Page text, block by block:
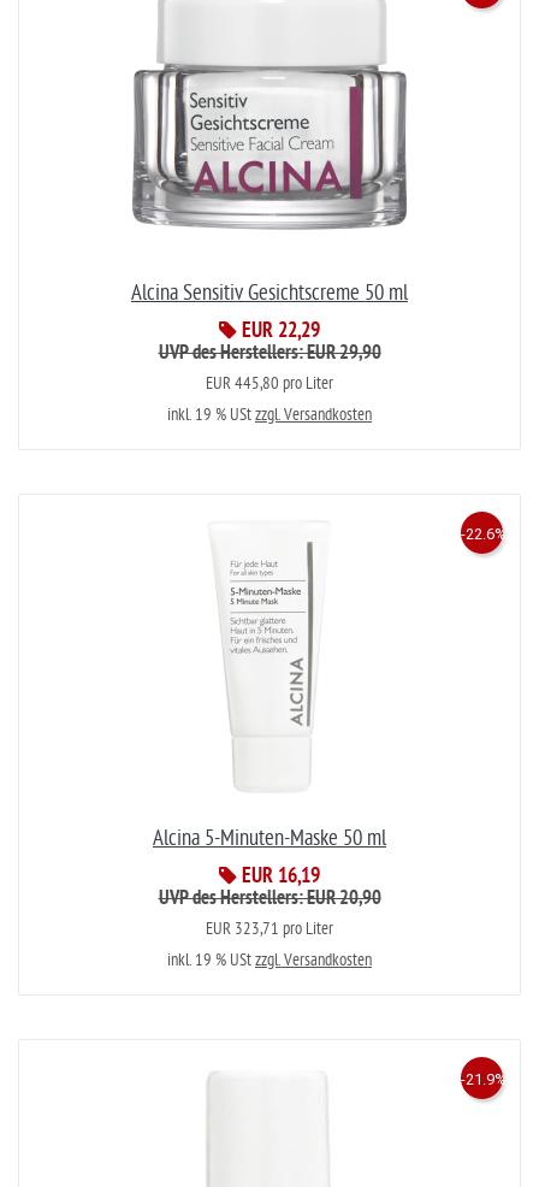
Alcina Sensitiv Gesichtscreme 50 ml
EUR 22,29
UVP des Herstellers: EUR 29,90
EUR 445,80 pro Liter
inkl. 19 % UStzzgl. Versandkosten
Alcina 5-Minuten-Maske 50 ml
EUR 16,19
-22.6%
UVP des Herstellers: EUR 20,90
EUR 323,71 pro Liter
inkl. 19 % UStzzgl. Versandkosten
-21.9%